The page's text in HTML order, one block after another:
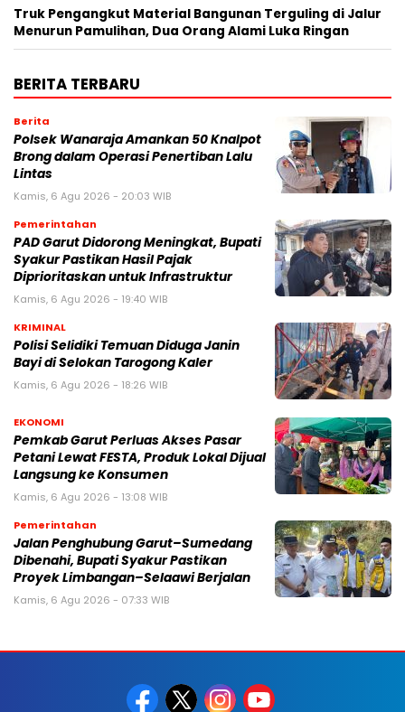
Truk Pengangkut Material Bangunan Terguling di Jalur
Menurun Pamulihan, Dua Orang Alami Luka Ringan
BERITA TERBARU
Berita
Polsek Wanaraja Amankan 50 Knalpot
Brong dalam Operasi Penertiban Lalu
Lintas
Kamis, 6 Agu 2026 - 20:03 WIB
Pemerintahan
PAD Garut Didorong Meningkat, Bupati
Syakur Pastikan Hasil Pajak
Diprioritaskan untuk Infrastruktur
Kamis, 6 Agu 2026 - 19:40 WIB
KRIMINAL
Polisi Selidiki Temuan Diduga Janin
Bayi di Selokan Tarogong Kaler
Kamis, 6 Agu 2026 - 18:26 WIB
EKONOMI
Pemkab Garut Perluas Akses Pasar
Petani Lewat FESTA, Produk Lokal Dijual
Langsung ke Konsumen
Kamis, 6 Agu 2026 - 13:08 WIB
Pemerintahan
Jalan Penghubung Garut–Sumedang
Dibenahi, Bupati Syakur Pastikan
Proyek Limbangan–Selaawi Berjalan
Kamis, 6 Agu 2026 - 07:33 WIB